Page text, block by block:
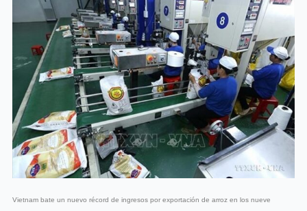
Vietnam bate un nuevo récord de ingresos por exportación de arroz en los nueve